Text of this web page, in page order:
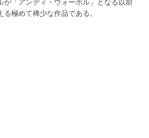
が「アンディ・ウォーホル」となる以前
極めて稀少な作品である。